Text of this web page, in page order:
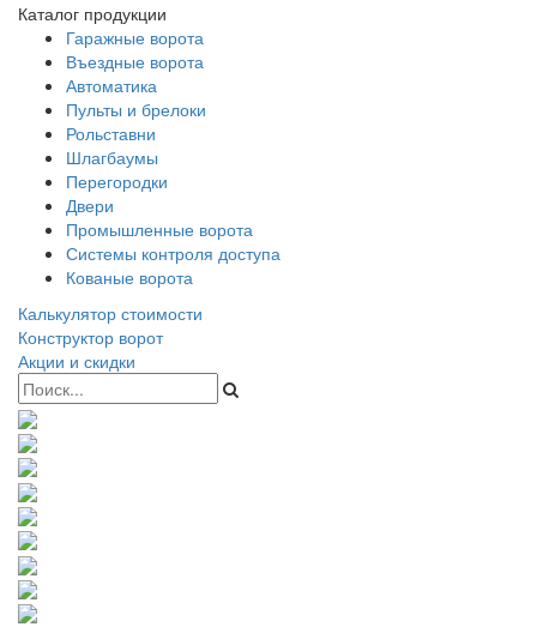
Каталог продукции
Гаражные ворота
Въездные ворота
Автоматика
Пульты и брелоки
Рольставни
Шлагбаумы
Перегородки
Двери
Промышленные ворота
Системы контроля доступа
Кованые ворота
Калькулятор стоимости
Конструктор ворот
Акции и скидки